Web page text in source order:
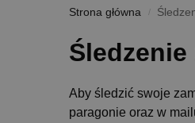
Strona główna /
Aby śledzić swoje
paragonie oraz w